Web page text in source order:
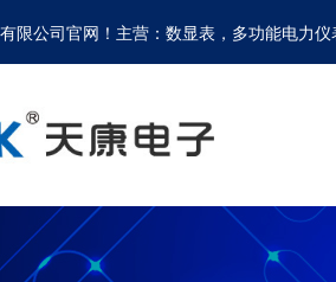
限公司官网！主营：数显表，多功能电